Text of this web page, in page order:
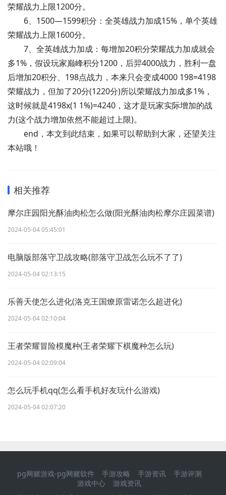
荣耀战力上限1200分。
6、1500—1599积分：全英雄战力加成15%，单个英雄
荣耀战力上限1600分。
7、全英雄战力加成：每增加20积分荣耀战力加成就会
多1%，假设玩家巅峰积分1200，后羿4000战力，胜利一盘
后增加20积分、198点战力，本来只会变成4000 198=4198
荣耀战力，但加了20分(1220分)所以荣耀战力加成多1%，
这时候就是4198x(1 1%)=4240，这才是玩家实际增加的战
力(这个战力增加依然不能超过上限)。
end，本文到此结束，如果可以帮助到大家，还望关注
本站哦！
相关推荐
摩尔庄园阳光酥油肉松怎么做(阳光酥油肉松摩尔庄园菜谱)
2024-05-04 05:45:01
电脑版部落守卫战攻略(部落守卫战怎么玩不了了)
2024-05-04 02:13:15
乐善天使怎么进化(洛克王国燎原雷诺怎么超进化)
2024-05-04 02:10:04
王者荣耀冒险模魔种(王者荣耀下棋魔种怎么玩)
2024-05-04 02:09:04
怎么玩手机qq(怎么看手机好友玩什么游戏)
2024-05-04 02:07:20
pg网赌游戏-pg网赌软件 手游攻略 手游资讯
手游评测
游戏中心
游戏资讯